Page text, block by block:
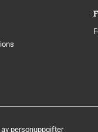
personuppgifter